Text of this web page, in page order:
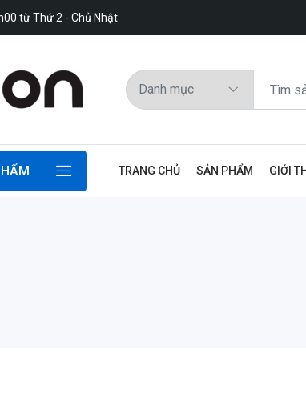
từ Thứ 2 - Chủ Nhật
TRANG CHỦ SẢN PHẨM GIỚI